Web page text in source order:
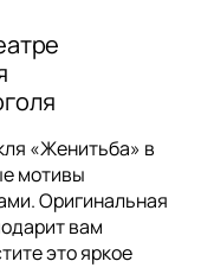
«Женитьба» в
мотивы
Оригинальная
вам
это яркое